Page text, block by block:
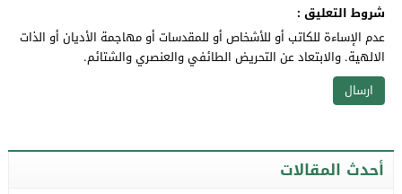
شروط التعليق :
عدم الإساءة للكاتب أو للأشخاص أو للمقدسات أو مهاجمة الأديان أو الذات
الالهية. والابتعاد عن التحريض الطائفي والعنصري والشتائم.
أحدث المقالات